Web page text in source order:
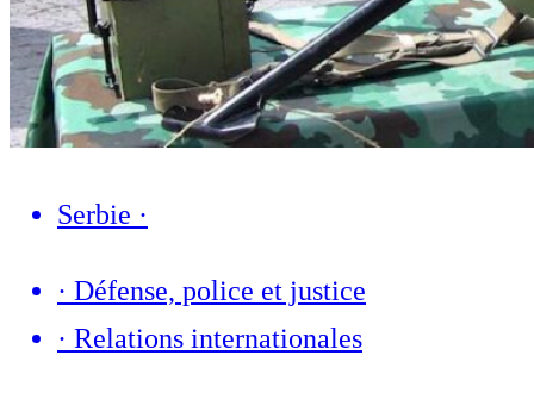
Serbie ·
· Défense, police et justice
· Relations internationales